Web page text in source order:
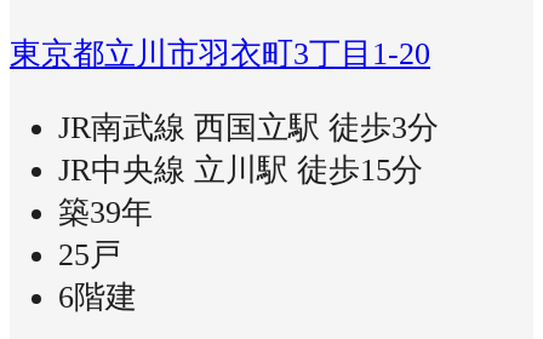
東京都立川市羽衣町3丁目1-20
JR南武線 西国立駅 徒歩3分
JR中央線 立川駅 徒歩15分
築39年
25戸
6階建